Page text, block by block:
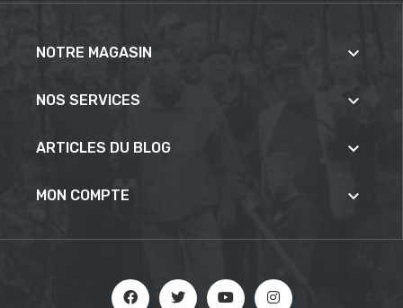
NOTRE MAGASIN 
NOS SERVICES 
ARTICLES DU BLOG 
MON COMPTE 